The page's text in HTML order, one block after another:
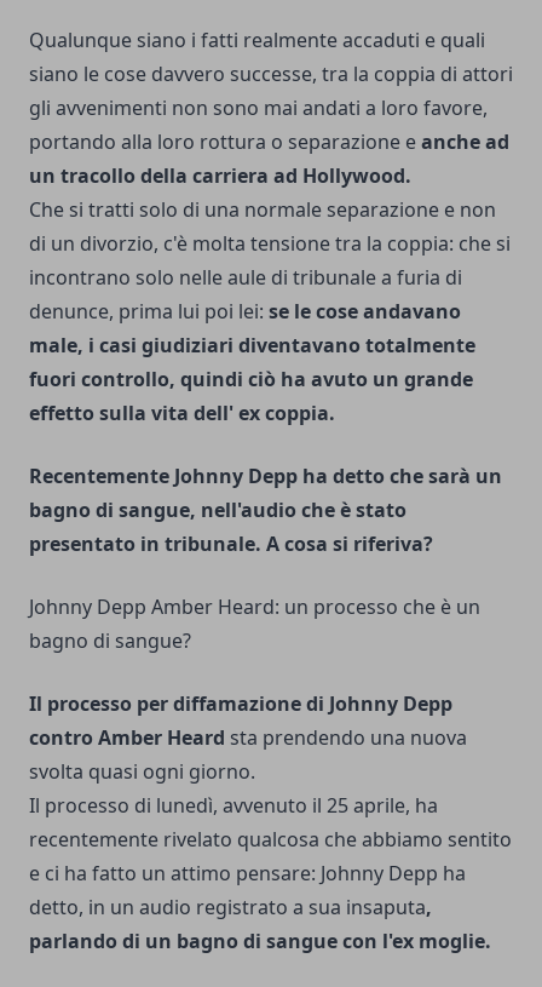
Qualunque siano i fatti realmente accaduti e quali
siano le cose davvero successe, tra la coppia di attori
gli avvenimenti non sono mai andati a loro favore,
portando alla loro rottura o separazione eanche ad
un tracollo della carriera ad Hollywood.
Che si tratti solo di una normale separazione e non
di un divorzio, c'è molta tensione tra la coppia: che si
incontrano solo nelle aule di tribunale a furia di
denunce, prima lui poi lei: se le cose andavano
male, i casi giudiziari diventavano totalmente
fuori controllo, quindi ciò ha avuto un grande
effetto sulla vita dell' ex coppia.
Recentemente Johnny Depp ha detto che sarà un
bagno di sangue, nell'audio che è stato
presentato in tribunale. A cosa si riferiva?
Johnny Depp Amber Heard: un processo che è un
bagno di sangue?
Il processo per diffamazione di Johnny Depp
contro Amber Heard sta prendendo una nuova
svolta quasi ogni giorno.
Il processo di lunedì, avvenuto il 25 aprile, ha
recentemente rivelato qualcosa che abbiamo sentito
e ci ha fatto un attimo pensare: Johnny Depp ha
detto, in un audio registrato a sua insaputa,
parlando di un bagno di sangue con l'ex moglie.